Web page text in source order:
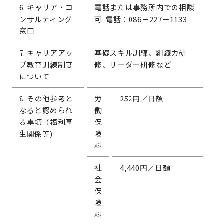
6. キャリア・コ
ンサルティング
窓口
電話または事務所内での相談
可 電話：086－227－1133
7. キャリアアッ
プ教育訓練制度
について
基礎スキル訓練、組織力研
修、リーダー研修など
8. その他参考と
なると認められ
る事項（福利厚
生関係等)
労
働
保
険
料
252円／日額
社
会
保
険
料
4,440円／日額